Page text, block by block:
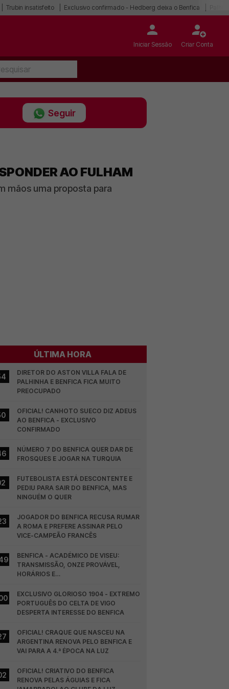
Trubin insatisfeito Exclusivo confirmado - Hedberg deixa o Benfica
Iniciar Sessão Criar Conta
Seguir
AO FULHAM
mãos uma proposta para
ÚLTIMA HORA
DIRETOR DO ASTON VILLA FALA DE
PALHINHA E BENFICA FICA MUITO
PREOCUPADO
OFICIAL! CANHOTO SUECO DIZ ADEUS
AO BENFICA - EXCLUSIVO
CONFIRMADO
NÚMERO 7 DO BENFICA QUER DAR DE
FROSQUES E JOGAR NA TURQUIA
FUTEBOLISTA ESTÁ DESCONTENTE E
PEDIU PARA SAIR DO BENFICA, MAS
NINGUÉM O QUER
JOGADOR DO BENFICA RECUSA RUMAR
A ROMA E PREFERE ASSINAR PELO
VICE-CAMPEÃO FRANCÊS
BENFICA - ACADÉMICO DE VISEU:
TRANSMISSÃO, ONZE PROVÁVEL,
HORÁRIOS E…
EXCLUSIVO GLORIOSO 1904 - EXTREMO
PORTUGUÊS DO CELTA DE VIGO
DESPERTA INTERESSE DO BENFICA
OFICIAL! CRAQUE QUE NASCEU NA
ARGENTINA RENOVA PELO BENFICA E
VAI PARA A 4.ª ÉPOCA NA LUZ
OFICIAL! CRIATIVO DO BENFICA
RENOVA PELAS ÁGUIAS E FICA